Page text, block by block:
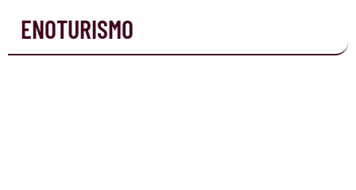
ENOTURISMO